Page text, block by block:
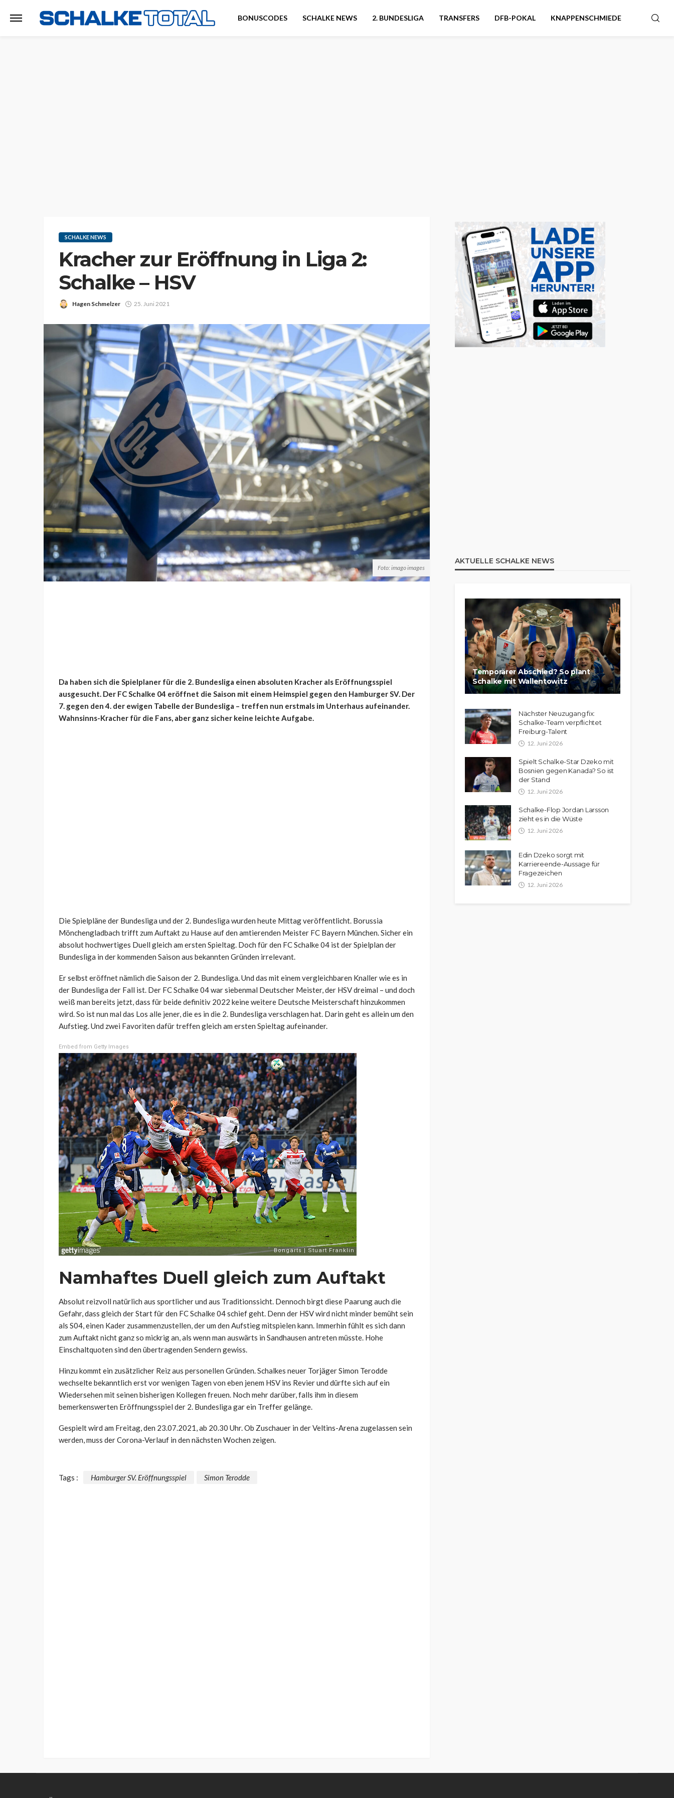
BONUSCODES SCHALKE NEWS 2. BUNDESLIGA TRANSFERS DFB-POKAL KNAPPENSCHMIEDE
SCHALKE NEWS
Kracher zur Eröffnung in Liga 2:
Schalke – HSV
Hagen Schmelzer 25. Juni 2021
Foto: imago images
Da haben sich die Spielplaner für die 2. Bundesliga einen absoluten Kracher als Eröffnungsspiel
ausgesucht. Der FC Schalke 04 eröffnet die Saison mit einem Heimspiel gegen den Hamburger SV. Der
7. gegen den 4. der ewigen Tabelle der Bundesliga – treffen nun erstmals im Unterhaus aufeinander.
Wahnsinns-Kracher für die Fans, aber ganz sicher keine leichte Aufgabe.
Die Spielpläne der Bundesliga und der 2. Bundesliga wurden heute Mittag veröffentlicht. Borussia
Mönchengladbach trifft zum Auftakt zu Hause auf den amtierenden Meister FC Bayern München. Sicher ein
absolut hochwertiges Duell gleich am ersten Spieltag. Doch für den FC Schalke 04 ist der Spielplan der
Bundesliga in der kommenden Saison aus bekannten Gründen irrelevant.
Er selbst eröffnet nämlich die Saison der 2. Bundesliga. Und das mit einem vergleichbaren Knaller wie es in
der Bundesliga der Fall ist. Der FC Schalke 04 war siebenmal Deutscher Meister, der HSV dreimal – und doch
weiß man bereits jetzt, dass für beide definitiv 2022 keine weitere Deutsche Meisterschaft hinzukommen
wird. So ist nun mal das Los alle jener, die es in die 2. Bundesliga verschlagen hat. Darin geht es allein um den
Aufstieg. Und zwei Favoriten dafür treffen gleich am ersten Spieltag aufeinander.
Embed from Getty Images
Namhaftes Duell gleich zum Auftakt
Absolut reizvoll natürlich aus sportlicher und aus Traditionssicht. Dennoch birgt diese Paarung auch die
Gefahr, dass gleich der Start für den FC Schalke 04 schief geht. Denn der HSV wird nicht minder bemüht sein
als S04, einen Kader zusammenzustellen, der um den Aufstieg mitspielen kann. Immerhin fühlt es sich dann
zum Auftakt nicht ganz so mickrig an, als wenn man auswärts in Sandhausen antreten müsste. Hohe
Einschaltquoten sind den übertragenden Sendern gewiss.
Hinzu kommt ein zusätzlicher Reiz aus personellen Gründen. Schalkes neuer Torjäger Simon Terodde
wechselte bekanntlich erst vor wenigen Tagen von eben jenem HSV ins Revier und dürfte sich auf ein
Wiedersehen mit seinen bisherigen Kollegen freuen. Noch mehr darüber, falls ihm in diesem
bemerkenswerten Eröffnungsspiel der 2. Bundesliga gar ein Treffer gelänge.
Gespielt wird am Freitag, den 23.07.2021, ab 20.30 Uhr. Ob Zuschauer in der Veltins-Arena zugelassen sein
werden, muss der Corona-Verlauf in den nächsten Wochen zeigen.
Tags : Hamburger SV. Eröffnungsspiel Simon Terodde
AKTUELLE SCHALKE NEWS
Temporärer Abschied? So plant
Schalke mit Wallentowitz
Nächster Neuzugang fix:
Schalke-Team verpflichtet
Freiburg-Talent
12. Juni 2026
Spielt Schalke-Star Dzeko mit
Bosnien gegen Kanada? So ist
der Stand
12. Juni 2026
Schalke-Flop Jordan Larsson
zieht es in die Wüste
12. Juni 2026
Edin Dzeko sorgt mit
Karriereende-Aussage für
Fragezeichen
12. Juni 2026